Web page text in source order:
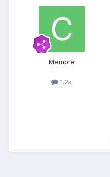
Membre
1.2k